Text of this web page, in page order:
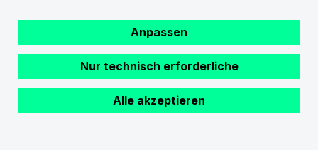
Haz tu pedido
Anpassen
Nur technisch erforderliche
Alle akzeptieren